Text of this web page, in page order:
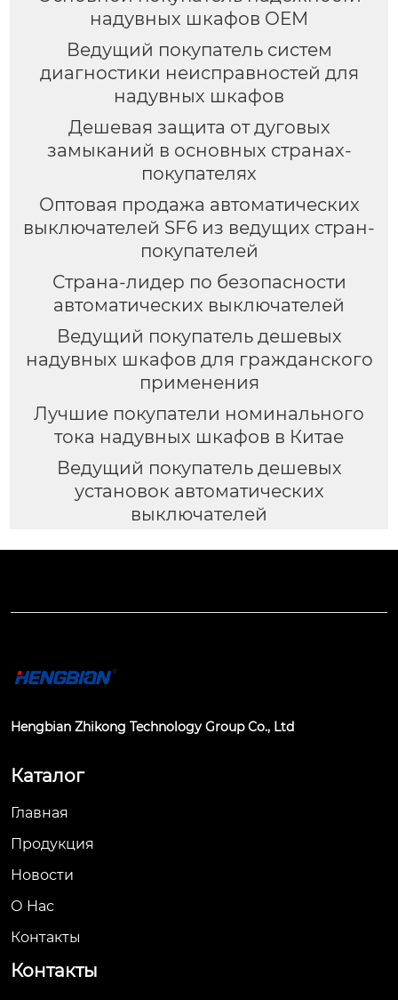
надувных шкафов OEM
Ведущий покупатель систем
диагностики неисправностей для
надувных шкафов
Дешевая защита от дуговых
замыканий в основных странах-
покупателях
Оптовая продажа автоматических
выключателей SF6 из ведущих стран-
покупателей
Страна-лидер по безопасности
автоматических выключателей
Ведущий покупатель дешевых
надувных шкафов для гражданского
применения
Лучшие покупатели номинального
тока надувных шкафов в Китае
Ведущий покупатель дешевых
установок автоматических
выключателей
Hengbian Zhikong Technology Group Co., Ltd
Каталог
Главная
Продукция
Новости
О Hас
Контакты
Контакты